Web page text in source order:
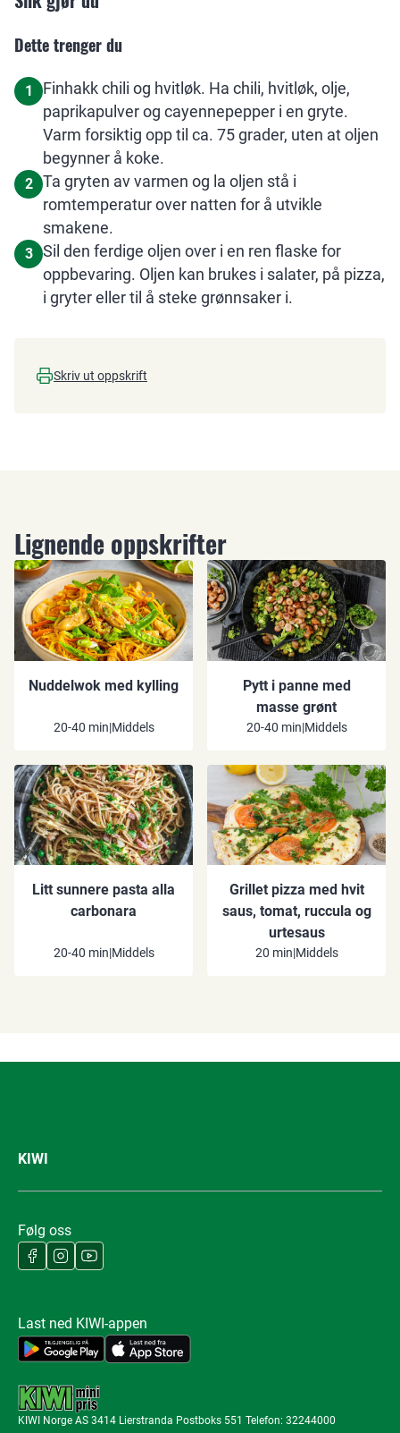
Dette trenger du
1
Finhakk chili og hvitløk. Ha chili, hvitløk, olje,
paprikapulver og cayennepepper i en gryte.
Varm forsiktig opp til ca. 75 grader, uten at oljen
begynner å koke.
2
Ta gryten av varmen og la oljen stå i
romtemperatur over natten for å utvikle
smakene.
3
Sil den ferdige oljen over i en ren flaske for
oppbevaring. Oljen kan brukes i salater, på pizza,
i gryter eller til å steke grønnsaker i.
Skriv ut oppskrift
Lignende oppskrifter
Nuddelwok med kylling
20-40 min|Middels
Pytt i panne med
masse grønt
20-40 min|Middels
Litt sunnere pasta alla
carbonara
20-40 min|Middels
Grillet pizza med hvit
saus, tomat, ruccula og
urtesaus
20 min|Middels
KIWI
Følg oss
Last ned KIWI-appen
KIWI Norge AS 3414 Lierstranda Postboks 551 Telefon: 32244000